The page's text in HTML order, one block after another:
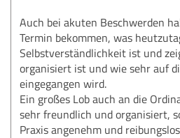
Auch bei akuten Beschwerden
Termin bekommen, was
Selbstverständlichkeit ist und
organisiert ist und wie sehr auf
eingegangen wird.
Ein großes Lob auch an die
sehr freundlich und organisiert,
Praxis angenehm und